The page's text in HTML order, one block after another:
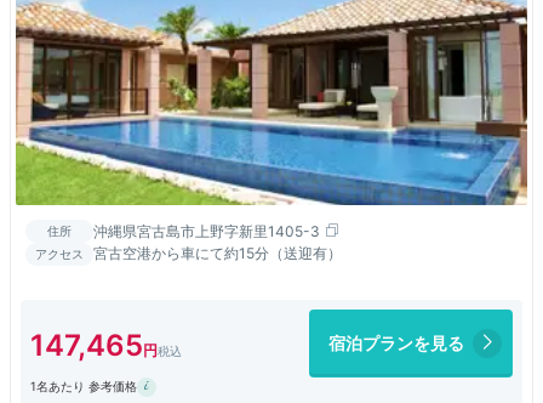
住所 沖縄県宮古島市上野字新里1405-3
アクセス 宮古空港から車にて約15分（送迎有）
147,465 宿泊プランを見る
1名あたり 参考価格